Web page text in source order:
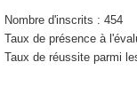
Nombre d'inscrits : 454
Taux de présence à
Taux de réussite parmi